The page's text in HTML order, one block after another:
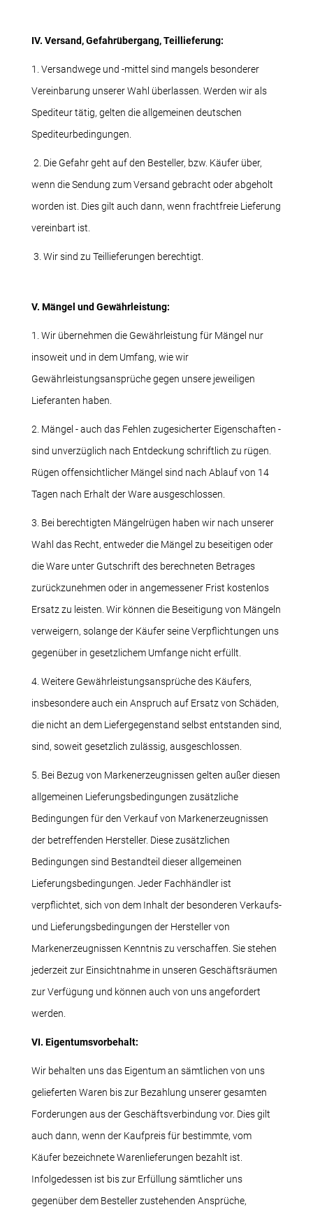
IV. Versand, Gefahrübergang, Teillieferung:
1. Versandwege und -mittel sind mangels besonderer
Vereinbarung unserer Wahl überlassen. Werden wir als
Spediteur tätig, gelten die allgemeinen deutschen
Spediteurbedingungen.
2. Die Gefahr geht auf den Besteller, bzw. Käufer über,
wenn die Sendung zum Versand gebracht oder abgeholt
worden ist. Dies gilt auch dann, wenn frachtfreie Lieferung
vereinbart ist.
3. Wir sind zu Teillieferungen berechtigt.
V. Mängel und Gewährleistung:
1. Wir übernehmen die Gewährleistung für Mängel nur
insoweit und in dem Umfang, wie wir
Gewährleistungsansprüche gegen unsere jeweiligen
Lieferanten haben.
2. Mängel - auch das Fehlen zugesicherter Eigenschaften -
sind unverzüglich nach Entdeckung schriftlich zu rügen.
Rügen offensichtlicher Mängel sind nach Ablauf von 14
Tagen nach Erhalt der Ware ausgeschlossen.
3. Bei berechtigten Mängelrügen haben wir nach unserer
Wahl das Recht, entweder die Mängel zu beseitigen oder
die Ware unter Gutschrift des berechneten Betrages
zurückzunehmen oder in angemessener Frist kostenlos
Ersatz zu leisten. Wir können die Beseitigung von Mängeln
verweigern, solange der Käufer seine Verpflichtungen uns
gegenüber in gesetzlichem Umfange nicht erfüllt.
4. Weitere Gewährleistungsansprüche des Käufers,
insbesondere auch ein Anspruch auf Ersatz von Schäden,
die nicht an dem Liefergegenstand selbst entstanden sind,
sind, soweit gesetzlich zulässig, ausgeschlossen.
5. Bei Bezug von Markenerzeugnissen gelten außer diesen
allgemeinen Lieferungsbedingungen zusätzliche
Bedingungen für den Verkauf von Markenerzeugnissen
der betreffenden Hersteller. Diese zusätzlichen
Bedingungen sind Bestandteil dieser allgemeinen
Lieferungsbedingungen. Jeder Fachhändler ist
verpflichtet, sich von dem Inhalt der besonderen Verkaufs-
und Lieferungsbedingungen der Hersteller von
Markenerzeugnissen Kenntnis zu verschaffen. Sie stehen
jederzeit zur Einsichtnahme in unseren Geschäftsräumen
zur Verfügung und können auch von uns angefordert
werden.
VI. Eigentumsvorbehalt:
Wir behalten uns das Eigentum an sämtlichen von uns
gelieferten Waren bis zur Bezahlung unserer gesamten
Forderungen aus der Geschäftsverbindung vor. Dies gilt
auch dann, wenn der Kaufpreis für bestimmte, vom
Käufer bezeichnete Warenlieferungen bezahlt ist.
Infolgedessen ist bis zur Erfüllung sämtlicher uns
gegenüber dem Besteller zustehenden Ansprüche,